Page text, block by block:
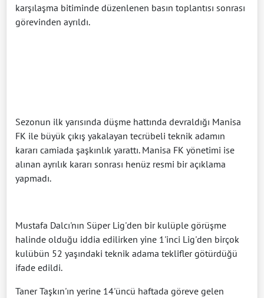
karşılaşma bitiminde düzenlenen basın toplantısı sonrası
görevinden ayrıldı.
Sezonun ilk yarısında düşme hattında devraldığı Manisa
FK ile büyük çıkış yakalayan tecrübeli teknik adamın
kararı camiada şaşkınlık yarattı. Manisa FK yönetimi ise
alınan ayrılık kararı sonrası henüz resmi bir açıklama
yapmadı.
Mustafa Dalcı'nın Süper Lig'den bir kulüple görüşme
halinde olduğu iddia edilirken yine 1'inci Lig'den birçok
kulübün 52 yaşındaki teknik adama teklifler götürdüğü
ifade edildi.
Taner Taşkın'ın yerine 14'üncü haftada göreve gelen